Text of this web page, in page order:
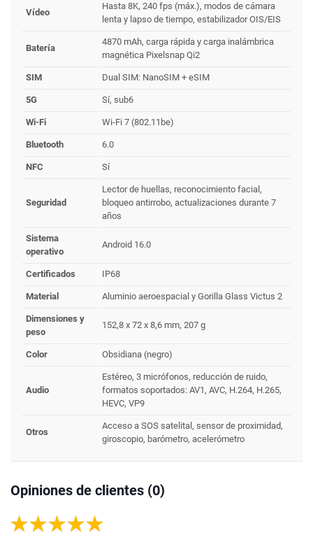
Vídeo
Hasta 8K, 240 fps (máx.), modos de cámara
lenta y lapso de tiempo, estabilizador OIS/EIS
Batería
4870 mAh, carga rápida y carga inalámbrica
magnética Pixelsnap Qi2
SIM Dual SIM: NanoSIM + eSIM
5G Sí, sub6
Wi-Fi Wi-Fi 7 (802.11be)
Bluetooth 6.0
NFC Sí
Seguridad
Lector de huellas, reconocimiento facial,
bloqueo antirrobo, actualizaciones durante 7
años
Sistema
operativo
Android 16.0
Certificados IP68
Material Aluminio aeroespacial y Gorilla Glass Victus 2
Dimensiones y
peso
152,8 x 72 x 8,6 mm, 207 g
Color Obsidiana (negro)
Audio
Estéreo, 3 micrófonos, reducción de ruido,
formatos soportados: AV1, AVC, H.264, H.265,
HEVC, VP9
Otros
Acceso a SOS satelital, sensor de proximidad,
giroscopio, barómetro, acelerómetro
Opiniones de clientes (0)